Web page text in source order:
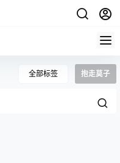
全部标签 抱走莫子